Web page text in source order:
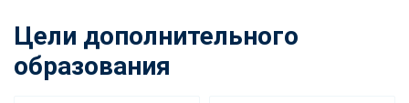
Цели дополнительного
образования